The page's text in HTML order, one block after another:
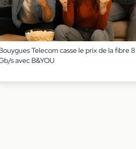
Telecom casse le prix de la fibre 8
s avec B&YOU